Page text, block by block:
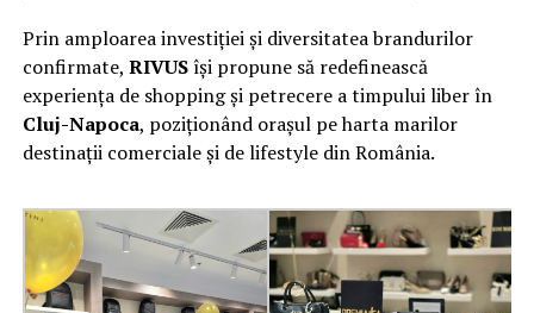
Prin amploarea investiției și diversitatea brandurilor
confirmate, RIVUSîși propune să redefinească
experiența de shopping și petrecere a timpului liber în
Cluj-Napoca, poziționând orașul pe harta marilor
destinații comerciale și de lifestyle din România.